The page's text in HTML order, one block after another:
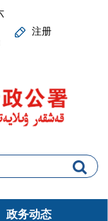
注册
政务动态